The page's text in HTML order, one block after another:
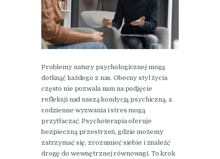
Problemy natury psychologicznej mogą
dotknąć każdego z nas. Obecny styl życia
często nie pozwala nam na podjęcie
refleksji nad naszą kondycją psychiczną, a
codzienne wyzwania i stres mogą
przytłaczać. Psychoterapia oferuje
bezpieczną przestrzeń, gdzie możemy
zatrzymać się, zrozumieć siebie i znaleźć
drogę do wewnętrznej równowagi. To krok